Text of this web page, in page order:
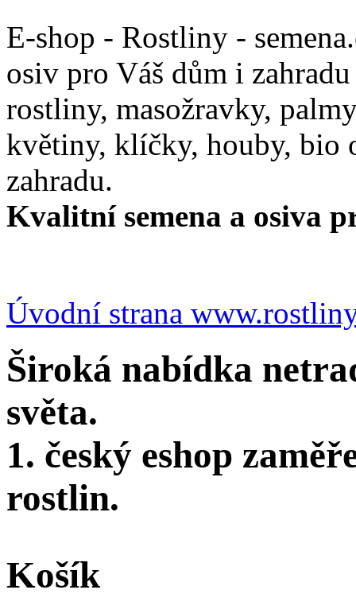
E-shop - Rostliny -
osiv pro Váš dům i
rostliny, masožravky,
květiny, klíčky, houby, bio
zahradu.
Kvalitní semena a osiva
Úvodní strana
Široká nabídka
světa.
1. český eshop
rostlin.
Košík